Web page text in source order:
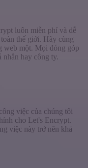
luôn miễn phí và dễ
thế giới. Hãy cùng
web một. Mọi đóng góp
nhân hay công ty.
việc của chúng tôi
cho Let's Encrypt.
việc này trở nên khả